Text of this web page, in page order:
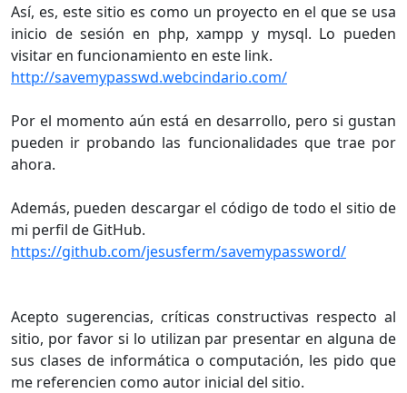
Así, es, este sitio es como un proyecto en el que se usa
inicio de sesión en php, xampp y mysql. Lo pueden
visitar en funcionamiento en este link.
http://savemypasswd.webcindario.com/
Por el momento aún está en desarrollo, pero si gustan
pueden ir probando las funcionalidades que trae por
ahora.
Además, pueden descargar el código de todo el sitio de
mi perfil de GitHub.
https://github.com/jesusferm/savemypassword/
Acepto sugerencias, críticas constructivas respecto al
sitio, por favor si lo utilizan par presentar en alguna de
sus clases de informática o computación, les pido que
me referencien como autor inicial del sitio.